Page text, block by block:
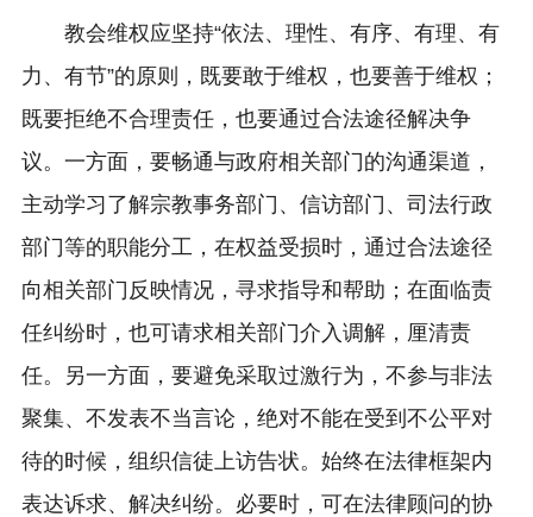
教会维权应坚持“依法、理性、有序、有理、有
力、有节”的原则，既要敢于维权，也要善于维权；
既要拒绝不合理责任，也要通过合法途径解决争
议。一方面，要畅通与政府相关部门的沟通渠道，
主动学习了解宗教事务部门、信访部门、司法行政
部门等的职能分工，在权益受损时，通过合法途径
向相关部门反映情况，寻求指导和帮助；在面临责
任纠纷时，也可请求相关部门介入调解，厘清责
任。另一方面，要避免采取过激行为，不参与非法
聚集、不发表不当言论，绝对不能在受到不公平对
待的时候，组织信徒上访告状。始终在法律框架内
表达诉求、解决纠纷。必要时，可在法律顾问的协